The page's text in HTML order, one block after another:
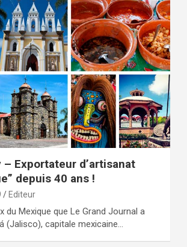
– Exportateur d’artisanat
depuis 40 ans !
Editeur
du Mexique que Le Grand Journal a
(Jalisco), capitale mexicaine…